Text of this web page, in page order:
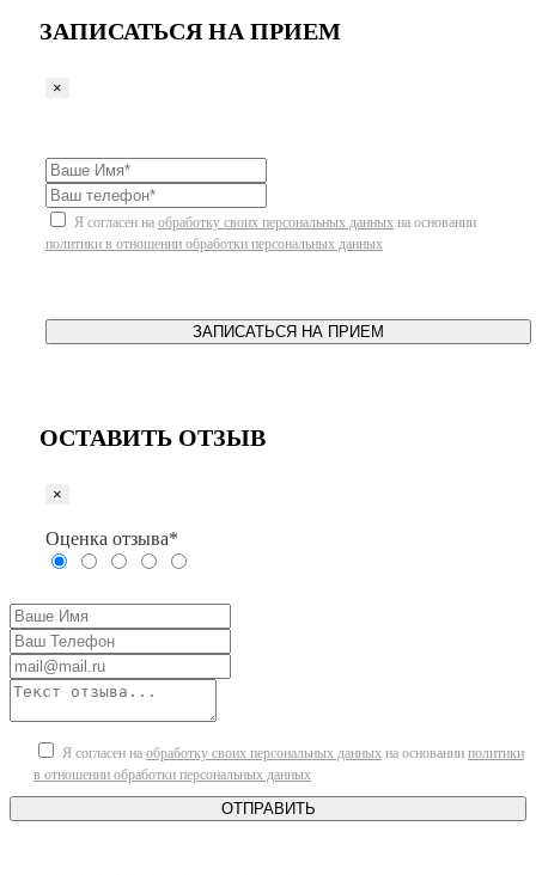
ЗАПИСАТЬСЯ НА ПРИЕМ
×
Я согласен на обработку своих персональных данных на основании
политики в отношении обработки персональных данных
ЗАПИСАТЬСЯ НА ПРИЕМ
ОСТАВИТЬ ОТЗЫВ
×
Оценка отзыва*
Я согласен на обработку своих персональных данных на основании политики
в отношении обработки персональных данных
ОТПРАВИТЬ